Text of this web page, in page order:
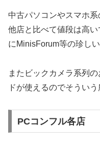
中古パソコンやスマホ系
他店と比べて値段は高
にMinisForum等の珍し
またビックカメラ系列
ドが使えるのでそうい
PCコンフル各店